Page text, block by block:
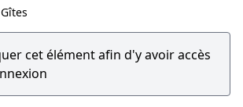
cet élément afin d'y avoir accès